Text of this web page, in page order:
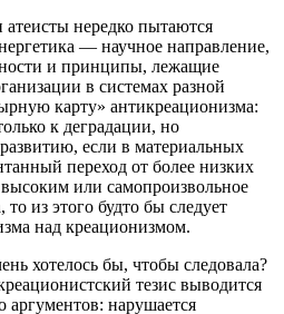
нередко пытаются
— научное направление,
и принципы, лежащие
в системах разной
карту» антикреационизма:
к деградации, но
если в материальных
переход от более низких
или самопроизвольное
из этого будто бы следует
над креационизмом.
хотелось бы, чтобы следовала?
тезис выводится
аргументов: нарушается